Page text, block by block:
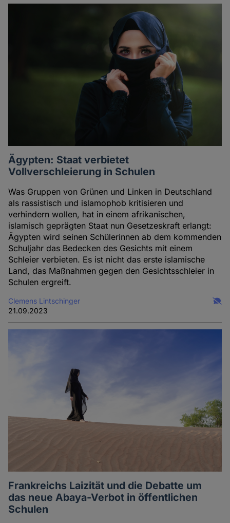
Ägypten: Staat verbietet
Vollverschleierung in Schulen
Was Gruppen von Grünen und Linken in Deutschland
als rassistisch und islamophob kritisieren und
verhindern wollen, hat in einem afrikanischen,
islamisch geprägten Staat nun Gesetzeskraft erlangt:
Ägypten wird seinen Schülerinnen ab dem kommenden
Schuljahr das Bedecken des Gesichts mit einem
Schleier verbieten. Es ist nicht das erste islamische
Land, das Maßnahmen gegen den Gesichtsschleier in
Schulen ergreift.
Clemens Lintschinger
21.09.2023
Frankreichs Laizität und die Debatte um
das neue Abaya-Verbot in öffentlichen
Schulen